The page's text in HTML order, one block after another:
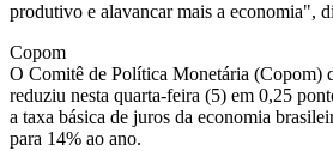
produtivo e alavancar mais a economia",
Copom
O Comitê de Política Monetária (Copom)
reduziu nesta quarta-feira (5) em 0,25
a taxa básica de juros da economia
para 14% ao ano.